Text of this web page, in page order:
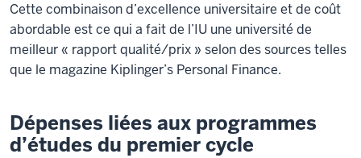
Cette combinaison d’excellence universitaire et de coût
abordable est ce qui a fait de l’IU une université de
meilleur « rapport qualité/prix » selon des sources telles
que le magazine Kiplinger’s Personal Finance.
Dépenses liées aux programmes
d’études du premier cycle